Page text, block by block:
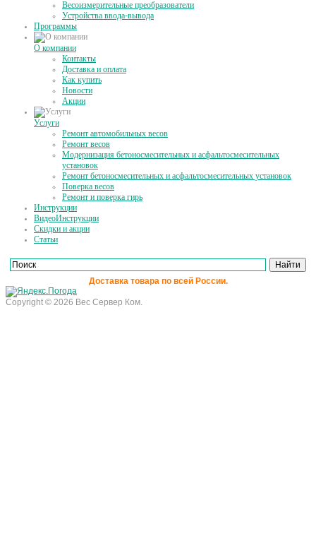
Весоизмерительные преобразователи
Устройства ввода-вывода
Программы
О компании
Контакты
Доставка и оплата
Как купить
Новости
Акции
Услуги
Ремонт автомобильных весов
Ремонт весов
Модернизация бетоносмесительных и асфальтосмесительных
установок
Ремонт бетоносмесительных и асфальтосмесительных установок
Поверка весов
Ремонт и поверка гирь
Инструкции
ВидеоИнструкции
Скидки и акции
Статьи
Доставка товара по всей России.
Copyright © 2026 Вес Сервер Ком.